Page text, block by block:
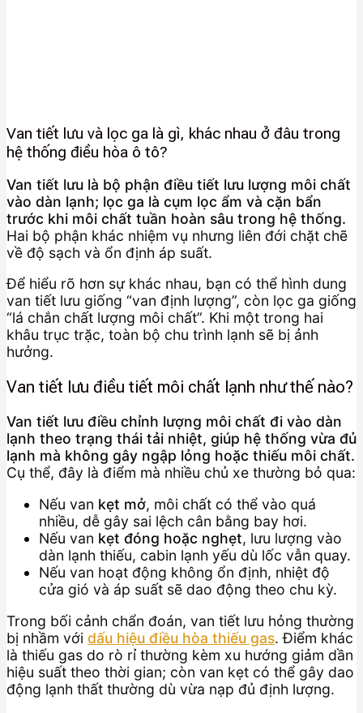
Van tiết lưu và lọc ga là gì, khác nhau ở đâu trong
hệ thống điều hòa ô tô?
Van tiết lưu là bộ phận điều tiết lưu lượng môi chất
vào dàn lạnh; lọc ga là cụm lọc ẩm và cặn bẩn
trước khi môi chất tuần hoàn sâu trong hệ thống.
Hai bộ phận khác nhiệm vụ nhưng liên đới chặt chẽ
về độ sạch và ổn định áp suất.
Để hiểu rõ hơn sự khác nhau, bạn có thể hình dung
van tiết lưu giống “van định lượng”, còn lọc ga giống
“lá chắn chất lượng môi chất”. Khi một trong hai
khâu trục trặc, toàn bộ chu trình lạnh sẽ bị ảnh
hưởng.
Van tiết lưu điều tiết môi chất lạnh như thế nào?
Van tiết lưu điều chỉnh lượng môi chất đi vào dàn
lạnh theo trạng thái tải nhiệt, giúp hệ thống vừa đủ
lạnh mà không gây ngập lỏng hoặc thiếu môi chất.
Cụ thể, đây là điểm mà nhiều chủ xe thường bỏ qua:
Nếu van kẹt mở, môi chất có thể vào quá
nhiều, dễ gây sai lệch cân bằng bay hơi.
Nếu van kẹt đóng hoặc nghẹt, lưu lượng vào
dàn lạnh thiếu, cabin lạnh yếu dù lốc vẫn quay.
Nếu van hoạt động không ổn định, nhiệt độ
cửa gió và áp suất sẽ dao động theo chu kỳ.
Trong bối cảnh chẩn đoán, van tiết lưu hỏng thường
bị nhầm với dấu hiệu điều hòa thiếu gas. Điểm khác
là thiếu gas do rò rỉ thường kèm xu hướng giảm dần
hiệu suất theo thời gian; còn van kẹt có thể gây dao
động lạnh thất thường dù vừa nạp đủ định lượng.